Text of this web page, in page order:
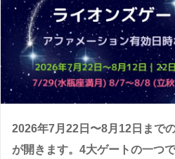
2026年7月22日〜8月12日まで
が開きます。4大ゲートの一つ